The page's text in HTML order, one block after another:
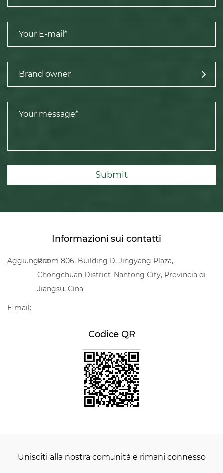
Submit
Informazioni sui contatti
Aggiungere:Room 806, Building D, Jingyang Plaza,
Chongchuan District, Nantong City, Provincia di
Jiangsu, Cina
E-mail:
Codice QR
Unisciti alla nostra comunità e rimani connesso